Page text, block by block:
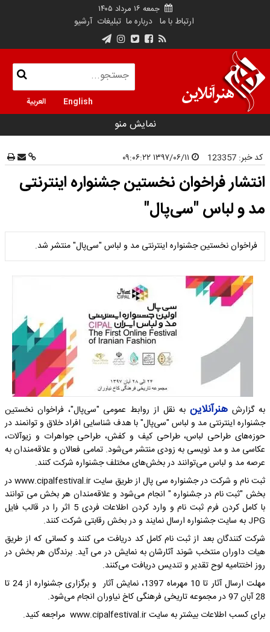
جمعه ۱۶ مرداد ۱۴۰۵
ارتباط با ما درباره ما تبلیغات آرشیو
English العربية
نمایش منو
کد خبر: 123357
انتشار فراخوان نخستین جشنواره اینترنتی
مد و لباس "سی‌پال"
فراخوان نخستین جشنواره اینترنتی مد و لباس "سی‌پال" منتشر شد.
به گزارش هنرآنلاینبه نقل از روابط عمومی "سی‌پال"، فراخوان نخستین
جشنواره اینترنتی مد و لباس "سی‌پال" با هدف شناسایی افراد خلاق و توانمند در
حوزه‌های طراحی لباس، طراحی کیف و کفش، طراحی جواهرات و زیوآلات،
عکاسی مد و مد نویسی به زودی منتشر می‌شود. تمامی فعالان و علاقه‌مندان به
عرصه مد و لباس می‌توانند در بخش‌های مختلف جشنواره شرکت کنند.
ثبت نام و شرکت در جشنواره سی پال از طریق سایت www.cipalfestival.ir در
بخش "ثبت نام در جشنواره " انجام می‌شود و علاقه‌مندان هر بخش می توانند
با کامل کردن فرم ثبت نام و وارد کردن اطلاعات فردی 5 اثر را در قالب فایل
JPG به سایت جشنواره ارسال نمایند و در بخش رقابتی شرکت کنند.
شرکت کنندگان بعد از ثبت نام کامل کد دریافت می کنند و کسانی که از طریق
هیات داوران منتخب شوند آثارشان به نمایش در می آید. برندگان هر بخش در
روز اختتامیه لوح تقدیر و تندیس دریافت می‌کنند.
مهلت ارسال آثار تا 10 مهرماه 1397، نمایش آثار و برگزاری جشنواره از 24 تا
28 آبان 97 در مجموعه تاریخی فرهنگی کاخ نیاوران انجام می‌شود.
برای کسب اطلاعات بیشتر به سایت www.cipalfestival.ir مراجعه کنید.